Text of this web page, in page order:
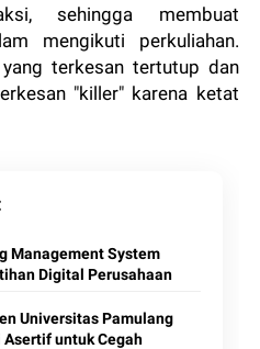
sehingga membuat
mengikuti perkuliahan.
terkesan tertutup dan
"killer" karena ketat
Management System
Digital Perusahaan
Universitas Pamulang
untuk Cegah